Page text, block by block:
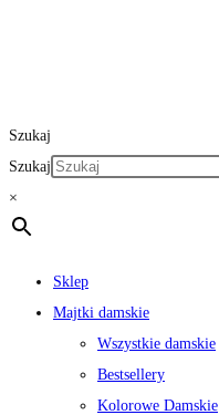
Szukaj
Szukaj
×
Sklep
Majtki damskie
Wszystkie damskie
Bestsellery
Kolorowe Damskie